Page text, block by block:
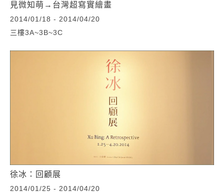
見微知萌→台灣超寫實繪畫
2014/01/18 - 2014/04/20
三樓3A~3B~3C
徐冰：回顧展
2014/01/25 - 2014/04/20